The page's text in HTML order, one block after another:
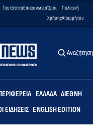
ΤαυτότηταΕπικοινωνίαΌροι
Χρήσης
Πολιτική
Απορρήτου
Αναζήτηση
ΕΛΛΆΔΑ ΔΙΕΘΝΉ
ΕΙΔΉΣΕΙΣ ENGLISH EDITION